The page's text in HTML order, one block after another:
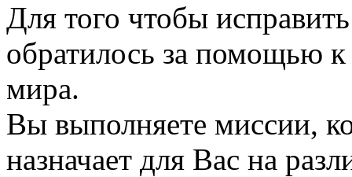
Для того чтобы
обратилось за помощью
мира.
Вы выполняете миссии,
назначает для Вас на